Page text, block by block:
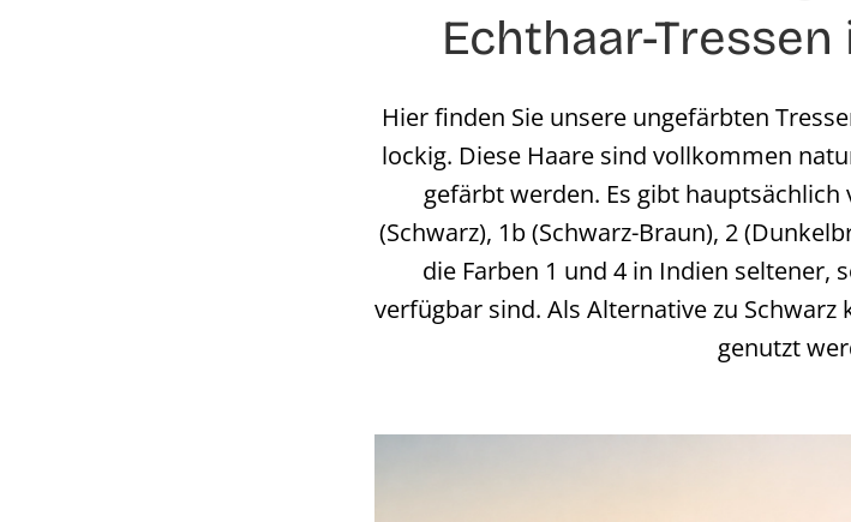
Echthaar-
Hier finden Sie unsere ungefärbten
lockig. Diese Haare sind vollkommen
gefärbt werden. Es gibt
(Schwarz), 1b (Schwarz-Braun), 2
die Farben 1 und 4 in Indien seltener,
verfügbar sind. Als Alternative zu
genutzt